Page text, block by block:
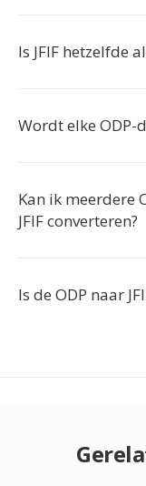
Is JFIF hetzelfde
Wordt elke ODP-
Kan ik meerdere
JFIF converteren?
Is de ODP naar